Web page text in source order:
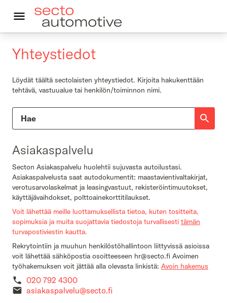
In English
Kestävä autoilu
Vastuullisuus
Asiakkaalle
Ajankohtaista
Yhteystiedot
Secto Fleet Manager
Yhteystiedot
Löydät täältä sectolaisten yhteystiedot. Kirjoita hakukenttään
tehtävä, vastuualue tai henkilön/toiminnon nimi.
Asiakaspalvelu
Secton Asiakaspalvelu huolehtii sujuvasta autoilustasi.
Asiakaspalvelusta saat autodokumentit: maastavientivaltakirjat,
verotusarvolaskelmat ja leasingvastuut, rekisteröintimuutokset,
käyttäjävaihdokset, polttoainekorttitilaukset.
Voit lähettää meille luottamuksellista tietoa, kuten tositteita,
sopimuksia ja muita suojattavia tiedostoja turvallisesti tämän
turvapostiviestin kautta.
Rekrytointiin ja muuhun henkilöstöhallintoon liittyvissä asioissa
voit lähettää sähköpostia osoitteeseen hr@secto.fi Avoimen
työhakemuksen voit jättää alla olevasta linkistä: Avoin hakemus
020 792 4300
asiakaspalvelu@secto.fi